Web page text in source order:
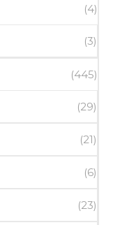
(4)
(3)
(445)
(29)
(21)
(6)
(23)